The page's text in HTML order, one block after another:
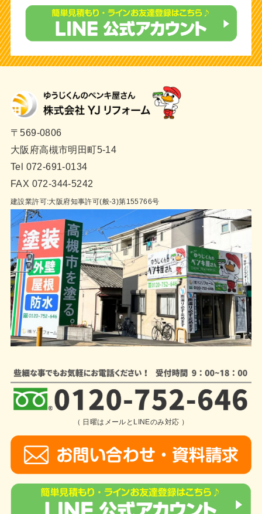
〒569-0806
大阪府高槻市明田町5-14
Tel 072-691-0134
FAX 072-344-5242
建設業許可:大阪府知事許可(般-3)第155766号
（ 日曜はメールとLINEのみ対応 ）